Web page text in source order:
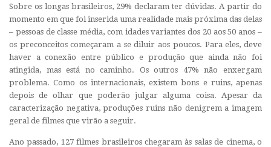
Sobre os longas brasileiros, 29% declaram ter dúvidas. A partir do
momento em que foi inserida uma realidade mais próxima das delas
– pessoas de classe média, com idades variantes dos 20 aos 50 anos –
os preconceitos começaram a se diluir aos poucos. Para eles, deve
haver a conexão entre público e produção que ainda não foi
atingida, mas está no caminho. Os outros 47% não enxergam
problema. Como os internacionais, existem bons e ruins, apenas
depois de olhar que poderão julgar alguma coisa. Apesar da
caracterização negativa, produções ruins não denigrem a imagem
geral de filmes que virão a seguir.
Ano passado, 127 filmes brasileiros chegaram às salas de cinema, o